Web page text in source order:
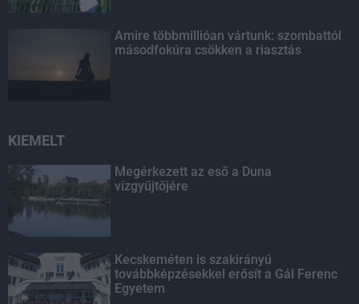
Amire többmillióan vártunk: szombattól
másodfokúra csökken a riasztás
KIEMELT
Megérkezett az eső a Duna
vízgyűjtőjére
Kecskeméten is szakirányú
továbbképzésekkel erősít a Gál Ferenc
Egyetem